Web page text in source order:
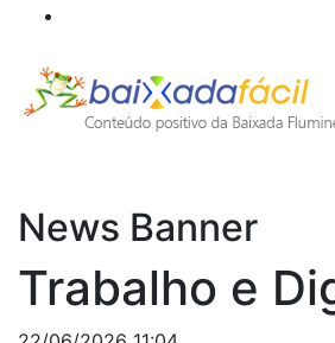
de
usuário
News Banner
Trabalho e